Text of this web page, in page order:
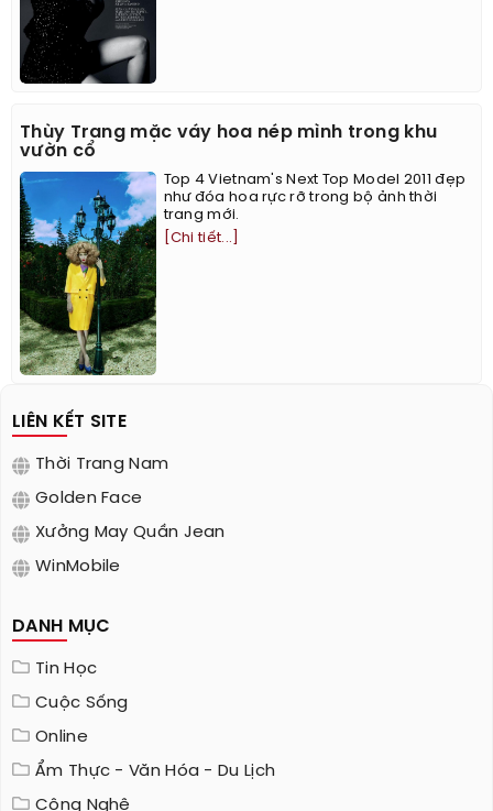
Thùy Trang mặc váy hoa nép mình trong khu
vườn cổ
Top 4 Vietnam's Next Top Model 2011 đẹp
như đóa hoa rực rỡ trong bộ ảnh thời
trang mới.
[Chi tiết...]
LIÊN KẾT SITE
Thời Trang Nam
Golden Face
Xưởng May Quần Jean
WinMobile
DANH MỤC
Tin Học
Cuộc Sống
Online
Ẩm Thực - Văn Hóa - Du Lịch
Công Nghệ